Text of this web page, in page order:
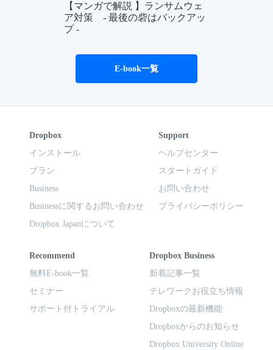
【マンガで解説 】ランサムウェ
ア対策 - 最後の砦はバックアッ
プ -
E-book一覧
Dropbox
インストール
プラン
Business
Businessに関するお問い合わせ
Dropbox Japanについて
Support
ヘルプセンター
スタートガイド
お問い合わせ
プライバシーポリシー
Recommend
無料E-book一覧
セミナー
サポート付トライアル
Dropbox Business
新着記事一覧
テレワークお役立ち情報
Dropboxの最新機能
Dropboxからのお知らせ
Dropbox University Online